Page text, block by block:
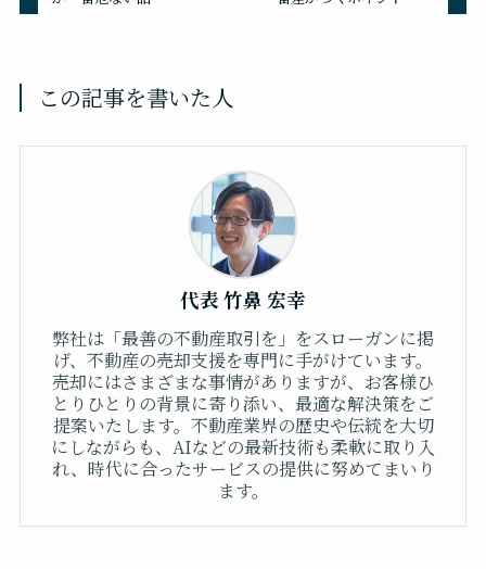
この記事を書いた人
代表 竹鼻 宏幸
弊社は「最善の不動産取引を」をスローガンに掲
げ、不動産の売却支援を専門に手がけています。
売却にはさまざまな事情がありますが、お客様ひ
とりひとりの背景に寄り添い、最適な解決策をご
提案いたします。不動産業界の歴史や伝統を大切
にしながらも、AIなどの最新技術も柔軟に取り入
れ、時代に合ったサービスの提供に努めてまいり
ます。